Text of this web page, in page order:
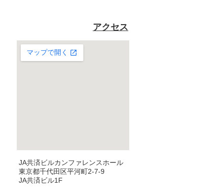
アクセス
JA共済ビルカンファレンスホール
東京都千代田区平河町2-7-9
JA共済ビル1F